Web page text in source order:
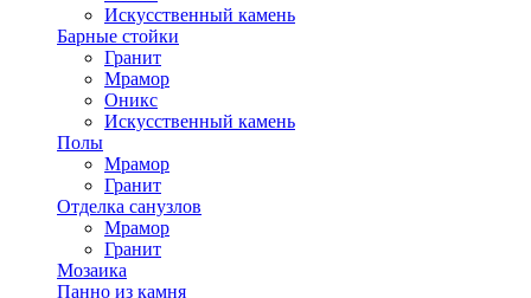
Искусственный камень
Барные стойки
Гранит
Мрамор
Оникс
Искусственный камень
Полы
Мрамор
Гранит
Отделка санузлов
Мрамор
Гранит
Мозаика
Панно из камня